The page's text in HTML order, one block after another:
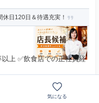
日120日＆待遇充実！
上 ✅飲食店での正社員経
気になる